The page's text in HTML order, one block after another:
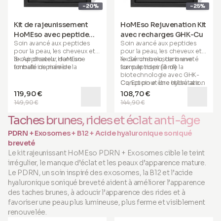
-20%
Kit de rajeunissement
HoMEso avec peptide
GHK-Cu (pack mensuel)
Soin avancé aux peptides
pour la peau, les cheveux et
le cuir chevelu, dans une
formule inspirée de la
hyaluronique.
Le pack contient :
3x Applicateur HoMEso
emballé de manière
aux peptides (3 ml)
149,90 €
119,90 €
-25%
HoMEso Rejuvenation Kit
avec recharges GHK-Cu
Soin avancé aux peptides
pour la peau, les cheveux et
le cuir chevelu, dans une
formule inspirée de la
biotechnologie avec GHK-
Cu, Ectoin et une hydratation
hyaluronique.
Le pack contient :
4x Sérum booster breveté
aux peptides (3 ml)
Conçu pour être utilisé avec
l’applicateur HoMEso.
En cas d’utilisation avec un
autre dispositif de
microneedling, la profondeur
de l’aiguille ne doit pas
dépasser 0.50 mm. La
performance prévues du
traitement ne peuvent être
garanties que lorsqu’il est
utilisé conformément aux
instructions avec
l’applicateur HoMEso. Ne pas
injecter. Appliquer
144,90 €
108,70 €
Taches brunes, rides et éclat anti-âge
PDRN + Exosomes + B12 + Acide hyaluronique soniqué
breveté
Le kit rajeunissant HoMEso PDRN + Exosomes cible le teint
irrégulier, le manque d’éclat et les peaux d’apparence mature.
Le PDRN, un soin inspiré des exosomes, la B12 et l’acide
hyaluronique soniqué breveté aident à améliorer l’apparence
des taches brunes, à adoucir l’apparence des rides et à
favoriser une peau plus lumineuse, plus ferme et visiblement
renouvelée.